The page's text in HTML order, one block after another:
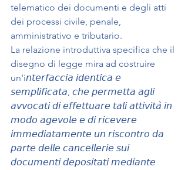
telematico dei documenti e degli atti
dei processi civile, penale,
amministrativo e tributario.
La relazione introduttiva specifica che il
disegno di legge mira ad costruire
un'i𝘯𝘵𝘦𝘳𝘧𝘢𝘤𝘤𝘪𝘢 𝘪𝘥𝘦𝘯𝘵𝘪𝘤𝘢 𝘦
𝘴𝘦𝘮𝘱𝘭𝘪𝘧𝘪𝘤𝘢𝘵𝘢, 𝘤𝘩𝘦 𝘱𝘦𝘳𝘮𝘦𝘵𝘵𝘢 𝘢𝘨𝘭𝘪
𝘢𝘷𝘷𝘰𝘤𝘢𝘵𝘪 𝘥𝘪 𝘦𝘧𝘧𝘦𝘵𝘵𝘶𝘢𝘳𝘦 𝘵𝘢𝘭𝘪 𝘢𝘵𝘵𝘪𝘷𝘪𝘵𝘢̀ 𝘪𝘯
𝘮𝘰𝘥𝘰 𝘢𝘨𝘦𝘷𝘰𝘭𝘦 𝘦 𝘥𝘪 𝘳𝘪𝘤𝘦𝘷𝘦𝘳𝘦
𝘪𝘮𝘮𝘦𝘥𝘪𝘢𝘵𝘢𝘮𝘦𝘯𝘵𝘦 𝘶𝘯 𝘳𝘪𝘴𝘤𝘰𝘯𝘵𝘳𝘰 𝘥𝘢
𝘱𝘢𝘳𝘵𝘦 𝘥𝘦𝘭𝘭𝘦 𝘤𝘢𝘯𝘤𝘦𝘭𝘭𝘦𝘳𝘪𝘦 𝘴𝘶𝘪
𝘥𝘰𝘤𝘶𝘮𝘦𝘯𝘵𝘪 𝘥𝘦𝘱𝘰𝘴𝘪𝘵𝘢𝘵𝘪 𝘮𝘦𝘥𝘪𝘢𝘯𝘵𝘦